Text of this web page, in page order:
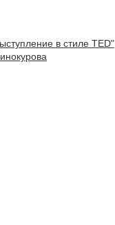
в стиле TED"